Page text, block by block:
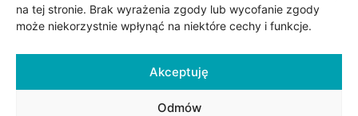
na tej stronie. Brak wyrażenia zgody lub wycofanie zgody
może niekorzystnie wpłynąć na niektóre cechy i funkcje.
Akceptuję
Odmów